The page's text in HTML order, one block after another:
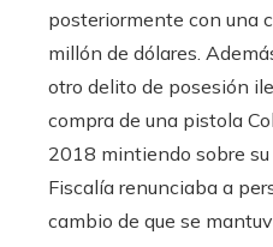
posteriormente con una
millón de dólares.
otro delito de posesión
compra de una pistola
2018 mintiendo sobre
Fiscalía renunciaba a
cambio de que se